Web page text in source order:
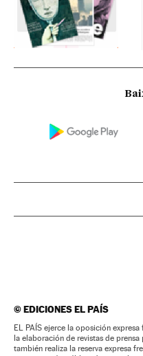
©EDICIONES EL PAÍS
EL PAÍS ejerce la oposición
la elaboración de revistas de
también realiza la reserva expresa